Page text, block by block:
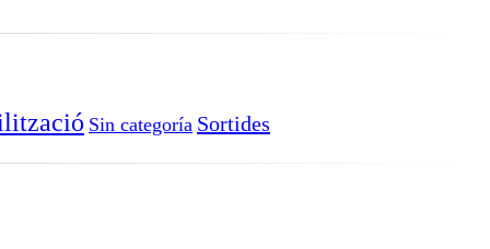
Sin categoría Sortides